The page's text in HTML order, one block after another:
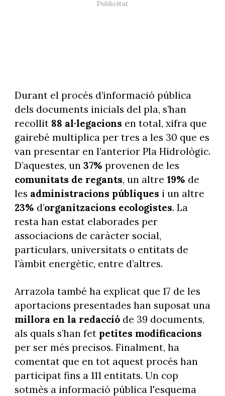
Durant el procés d’informació pública
dels documents inicials del pla, s’han
recollit 88 al·legacions en total, xifra que
gairebé multiplica per tres a les 30 que es
van presentar en l’anterior Pla Hidrològic.
D’aquestes, un 37% provenen de les
comunitats de regants, un altre 19% de
les administracions públiques i un altre
23% d’organitzacions ecologistes. La
resta han estat elaborades per
associacions de caràcter social,
particulars, universitats o entitats de
l’àmbit energètic, entre d’altres.
Arrazola també ha explicat que 17 de les
aportacions presentades han suposat una
millora en la redaccióde 39 documents,
als quals s’han fet petites modificacions
per ser més precisos. Finalment, ha
comentat que en tot aquest procés han
participat fins a 111 entitats. Un cop
sotmès a informació pública l'esquema